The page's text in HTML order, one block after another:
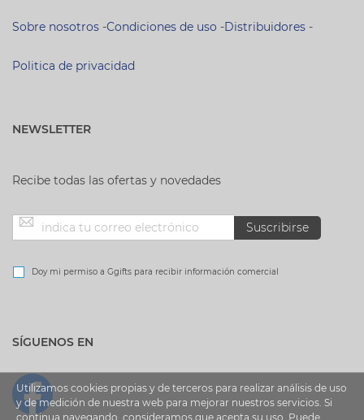
Sobre nosotros -Condiciones de uso -Distribuidores -
Politica de privacidad
NEWSLETTER
Recibe todas las ofertas y novedades
Inscríbase
a
boletín
de
Suscribirse
Doy mi permiso a Ggifts para recibir información comercial
SÍGUENOS EN
Utilizamos cookies propias y de terceros para realizar análisis de uso
y de medición de nuestra web para mejorar nuestros servicios. Si
continua navegando, consideramos que acepta su uso. Puede